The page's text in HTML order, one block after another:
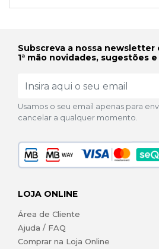
Subscreva a nossa newsletter
1ª mão novidades, sugestões
Usamos o seu email apenas para
cancelar a qualquer momento.
LOJA ONLINE
Área de Cliente
Ajuda / FAQ
Comprar na Loja Online